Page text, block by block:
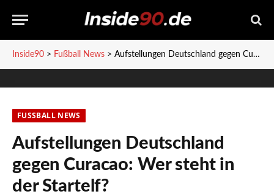
Inside90 > Fußball News > Aufstellungen Deutschland gegen Curacao: Wer steht in der Startelf?
FUSSBALL NEWS
Aufstellungen Deutschland
gegen Curacao: Wer steht in
der Startelf?